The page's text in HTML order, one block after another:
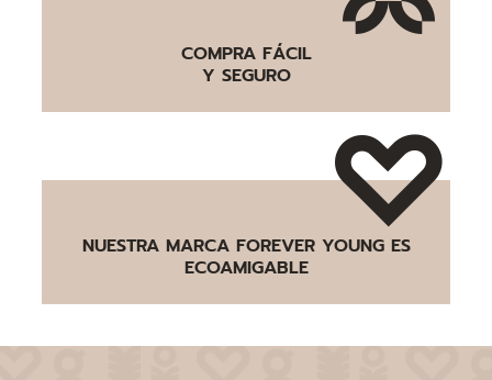
COMPRA FÁCIL
Y SEGURO
NUESTRA MARCA FOREVER YOUNG ES
ECOAMIGABLE